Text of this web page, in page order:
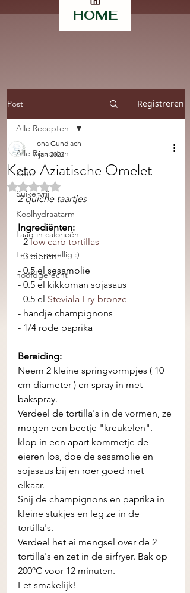
HOME
Post Registreren
Alle Recepten
Keto
Suikervrij
Koolhydraatarm
Laag in calorieën
Lekker gezellig :)
hoofdgerecht
Alle Recepten
Keto Aziatische Omelet
Ilona Gundlach
7 jan 2022
Beoordeeld met NaN uit 5 sterren.
2 quiche taartjes
Ingrediënten:
- 2 low carb tortillas
- 3 eieren
- 0.5 el sesamolie
- 0.5 el kikkoman sojasaus
- 0.5 el Steviala Ery-bronze
- handje champignons
- 1/4 rode paprika
Bereiding:
Neem 2 kleine springvormpjes ( 10
cm diameter ) en spray in met
bakspray.
Verdeel de tortilla's in de vormen, ze
mogen een beetje "kreukelen".
klop in een apart kommetje de
eieren los, doe de sesamolie en
sojasaus bij en roer goed met
elkaar.
Snij de champignons en paprika in
kleine stukjes en leg ze in de
tortilla's.
Verdeel het ei mengsel over de 2
tortilla's en zet in de airfryer. Bak op
200ºC voor 12 minuten.
Eet smakelijk!